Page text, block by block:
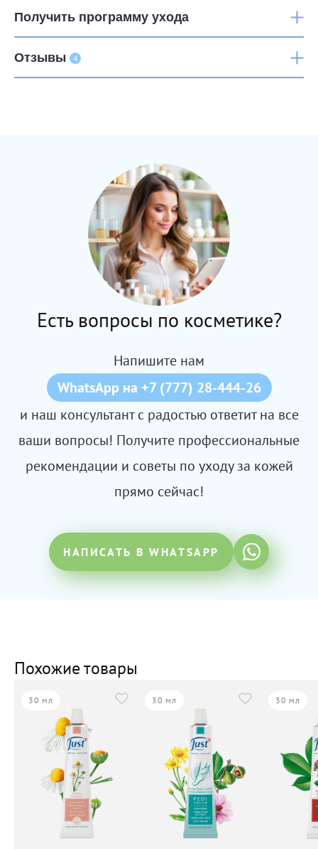
Получить программу ухода
Отзывы 4
Есть вопросы по косметике?
Напишите нам
WhatsApp на +7 (777) 28-444-26
и наш консультант с радостью ответит на все
ваши вопросы! Получите профессиональные
рекомендации и советы по уходу за кожей
прямо сейчас!
НАПИСАТЬ В WHATSAPP
Похожие товары
30 мл 30 мл 30 мл